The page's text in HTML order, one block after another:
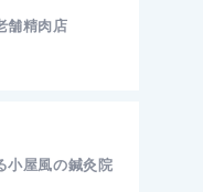
舗精肉店
小屋風の鍼灸院